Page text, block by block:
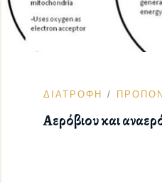
ΔΙΑΤΡΟΦΗ
Αερόβιου και